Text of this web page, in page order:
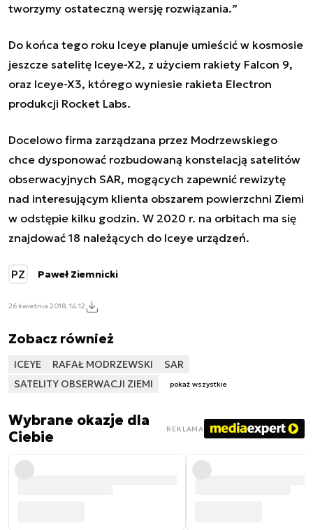
tworzymy ostateczną wersję rozwiązania.”
Do końca tego roku Iceye planuje umieścić w kosmosie
jeszcze satelitę Iceye-X2, z użyciem rakiety Falcon 9,
oraz Iceye-X3, którego wyniesie rakieta Electron
produkcji Rocket Labs.
Docelowo firma zarządzana przez Modrzewskiego
chce dysponować rozbudowaną konstelacją satelitów
obserwacyjnych SAR, mogących zapewnić rewizytę
nad interesującym klienta obszarem powierzchni Ziemi
w odstępie kilku godzin. W 2020 r. na orbitach ma się
znajdować 18 należących do Iceye urządzeń.
PZ Paweł Ziemnicki
26 kwietnia 2018, 14:12
Zobacz również
ICEYE RAFAŁ MODRZEWSKI
SAR
SATELITY OBSERWACJI ZIEMI
pokaż wszystkie
Wybrane okazje dla
Ciebie
REKLAMA